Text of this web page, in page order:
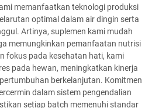
memanfaatkan teknologi produksi
optimal dalam air dingin serta
Artinya, suplemen kami mudah
memungkinkan pemanfaatan nutrisi
fokus pada kesehatan hati, kami
pada hewan, meningkatkan kinerja
berkelanjutan. Komitmen
dalam sistem pengendalian
setiap batch memenuhi standar